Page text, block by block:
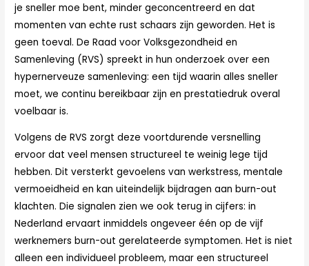
je sneller moe bent, minder geconcentreerd en dat
momenten van echte rust schaars zijn geworden. Het is
geen toeval. De Raad voor Volksgezondheid en
Samenleving (RVS) spreekt in hun onderzoek over een
hypernerveuze samenleving: een tijd waarin alles sneller
moet, we continu bereikbaar zijn en prestatiedruk overal
voelbaar is.
Volgens de RVS zorgt deze voortdurende versnelling
ervoor dat veel mensen structureel te weinig lege tijd
hebben. Dit versterkt gevoelens van werkstress, mentale
vermoeidheid en kan uiteindelijk bijdragen aan burn-out
klachten. Die signalen zien we ook terug in cijfers: in
Nederland ervaart inmiddels ongeveer één op de vijf
werknemers burn-out gerelateerde symptomen. Het is niet
alleen een individueel probleem, maar een structureel